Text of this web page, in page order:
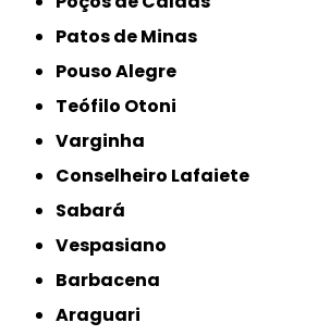
Patos de Minas
Pouso Alegre
Teófilo Otoni
Varginha
Conselheiro Lafaiete
Sabará
Vespasiano
Barbacena
Araguari